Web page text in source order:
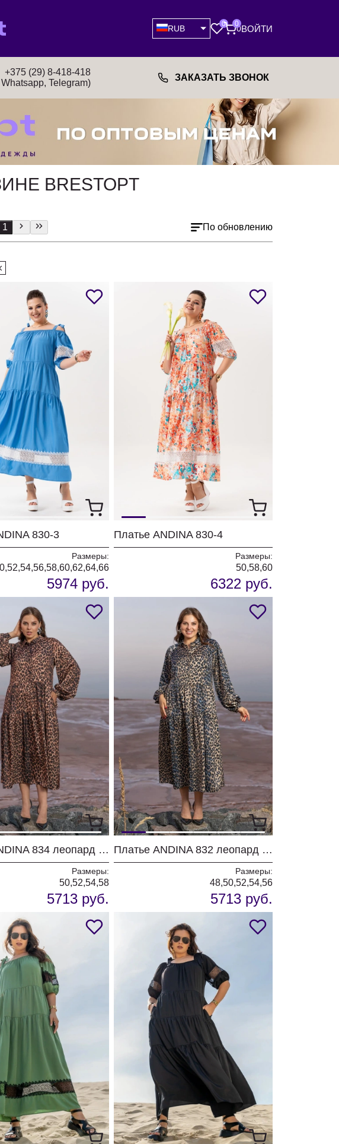
RUB
0 0
0ВОЙТИ
+375 (29) 8-418-418
Telegram)
ЗАКАЗАТЬ ЗВОНОК
BRESTOPT
По обновлению
1
830-3
Размеры:
5974 руб.
Платье ANDINA 830-4
Размеры:
50,58,60
6322 руб.
Платье ANDINA 834 леопард коричневый
Размеры:
50,52,54,58
5713 руб.
Платье ANDINA 832 леопард беж/индиго
Размеры:
48,50,52,54,56
5713 руб.